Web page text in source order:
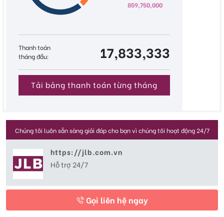
859,750,000
Thanh toán
tháng đầu:
17,833,333
Tải bảng thanh toán từng tháng
Chúng tôi luôn sẵn sàng giải đáp cho bạn vì chúng tôi hoạt động 24/7
https://jlb.com.vn
Hỗ trợ 24/7
Gọi liên hệ ngay